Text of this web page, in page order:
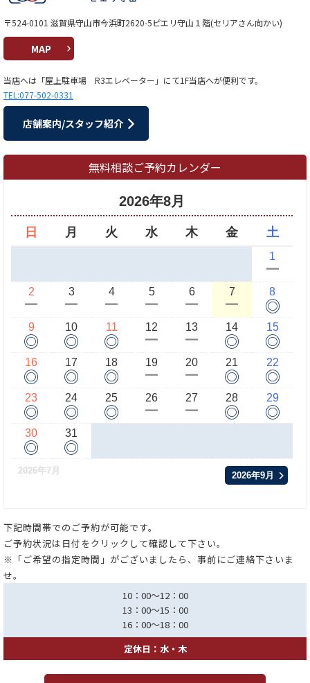
〒524-0101 滋賀県守山市今浜町2620-5ピエリ守山１階(セリアさん向かい)
MAP
当店へは「屋上駐車場 R3エレベーター」にて1F当店へが便利です。
TEL:077-502-0331
店舗案内/スタッフ紹介
無料相談ご予約カレンダー
2026年8月
日 月 火 水 木 金 土
1
ー
2
ー
3
ー
4
ー
5
ー
6
ー
7
ー
8
◎
9
◎
10
◎
11
◎
12
ー
13
ー
14
◎
15
◎
16
◎
17
◎
18
◎
19
ー
20
ー
21
◎
22
◎
23
◎
24
◎
25
◎
26
ー
27
ー
28
◎
29
◎
30
◎
31
◎
2026年7月 2026年9月
下記時間帯でのご予約が可能です。
ご予約状況は日付をクリックして確認して下さい。
※「ご希望の指定時間」がございましたら、事前にご連絡下さいま
せ。
10：00～12：00
13：00～15：00
16：00～18：00
定休日：水・木